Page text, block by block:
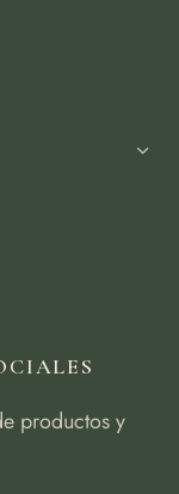
productos y